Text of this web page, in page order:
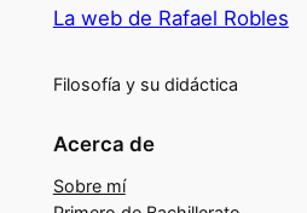
La web de Rafael Robles
Filosofía y su didáctica
Acerca de
Sobre mí